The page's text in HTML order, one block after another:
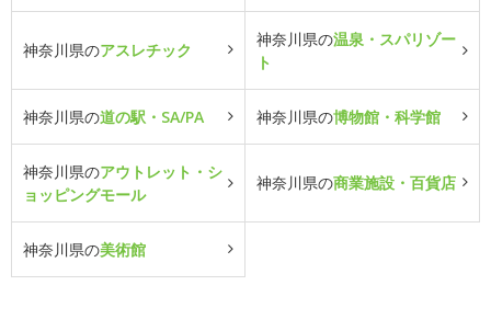
神奈川県のアスレチック
神奈川県の温泉・スパリゾー
ト
神奈川県の道の駅・SA/PA 神奈川県の博物館・科学館
神奈川県のアウトレット・シ
ョッピングモール
神奈川県の商業施設・百貨店
神奈川県の美術館